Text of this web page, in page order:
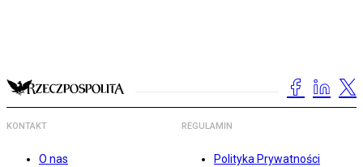
KONTAKT
O nas
REGULAMIN
Polityka Prywatności